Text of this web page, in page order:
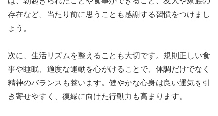
存在など、当たり前に思うことも感謝する習慣をつけまし
ょう。
次に、生活リズムを整えることも大切です。規則正しい食
事や睡眠、適度な運動を心がけることで、体調だけでなく
精神のバランスも整います。健やかな心身は良い運気を引
き寄せやすく、復縁に向けた行動力も高まります。